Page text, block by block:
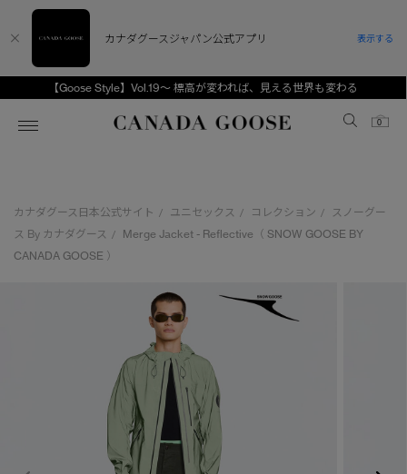
【Goose Style】Vol.19～ 標高が変われば、見える世界も変わる
Canada Goose
0
スノーグース
アンバサダー
スプリングコレクション
ウィメンズ TOP
ベストセラー
FW26コレクション
サマー 26 コレクション
サマー 26 コレクションLOOK
日本限定モデル
メンズ TOP
ベストセラー
FW26コレクション
サマー 26 コレクション
サマー 26 コレクションLOOK
日本限定モデル
キッズ TOP
キッズ（2‐7歳)
ユース（6＋歳)
コレクション
CANADA GOOSE Generationsは、アウター
ウェアの下取り・再販を通じて、長く愛される製
品の価値を受け継いでいきます。
アーカイブの希少なピースもご覧いただけます。
詳しく見る
カナダグース日本公式サイト / ユニセックス / コレクション /
スノーグー
ス By カナダグース
/
Merge Jacket - Reflective（ SNOW GOOSE BY
CANADA GOOSE ）
カナダグースジャパン公式アプリ 表示する